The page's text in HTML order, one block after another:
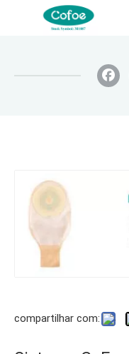
compartilhar com: